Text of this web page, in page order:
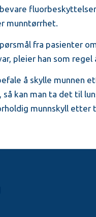
munntørrhet.
fra pasienter
pleier han som
å skylle munnen
så kan man ta det til
munnskyll etter